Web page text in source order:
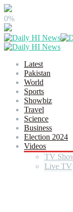
0%
Latest
Pakistan
World
Sports
Showbiz
Travel
Science
Business
Election 2024
Videos
TV
Live TV